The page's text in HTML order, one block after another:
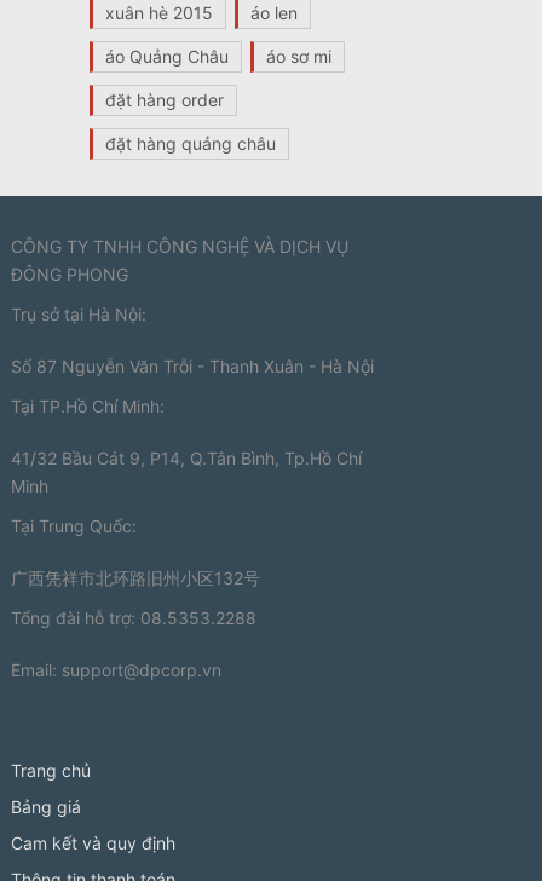
xuân hè 2015 áo len
áo Quảng Châu áo sơ mi
đặt hàng order
đặt hàng quảng châu
CÔNG TY TNHH CÔNG NGHỆ VÀ DỊCH VỤ
ĐÔNG PHONG
Trụ sở tại Hà Nội:
Số 87 Nguyễn Văn Trỗi - Thanh Xuân - Hà Nội
Tại TP.Hồ Chí Minh:
41/32 Bầu Cát 9, P14, Q.Tân Bình, Tp.Hồ Chí
Minh
Tại Trung Quốc:
广西凭祥市北环路旧州小区132号
Tổng đài hỗ trợ: 08.5353.2288
Email: support@dpcorp.vn
Trang chủ
Bảng giá
Cam kết và quy định